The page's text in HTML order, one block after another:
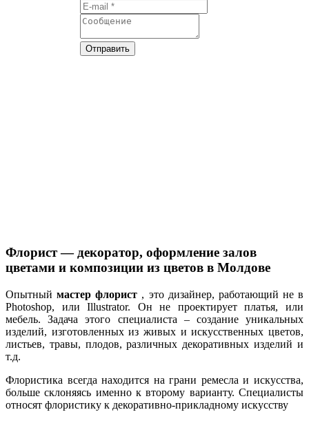
Отправить
Флорист — декоратор, оформление залов
цветами и композиции из цветов в Молдове
Опытныймастер флорист , это дизайнер, работающий не в
Photoshop, или Illustrator. Он не проектирует платья, или
мебель. Задача этого специалиста – создание уникальных
изделий, изготовленных из живых и искусственных цветов,
листьев, травы, плодов, различных декоративных изделий и
т.д.
Флористика всегда находится на грани ремесла и искусства,
больше склоняясь именно к второму варианту. Специалисты
относят флористику к декоративно-прикладному искусству